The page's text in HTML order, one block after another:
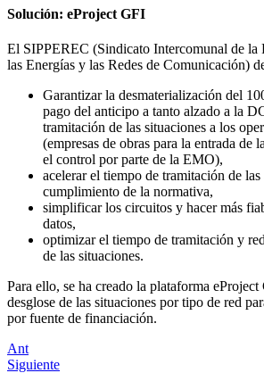
Solución: eProject GFI
El SIPPEREC (Sindicato Intercomunal de la
las Energías y las Redes de Comunicación)
Garantizar la desmaterialización del
pago del anticipo a tanto alzado a la
tramitación de las situaciones a los
(empresas de obras para la entrada de
el control por parte de la EMO),
acelerar el tiempo de tramitación de las
cumplimiento de la normativa,
simplificar los circuitos y hacer más
datos,
optimizar el tiempo de tramitación y
de las situaciones.
Para ello, se ha creado la plataforma eProject
desglose de las situaciones por tipo de red
por fuente de financiación.
Ant
Siguiente